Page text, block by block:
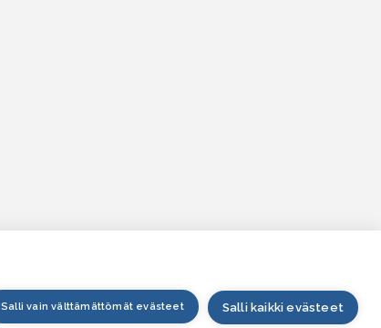
Salli vain välttämättömät evästeet Salli kaikki evästeet